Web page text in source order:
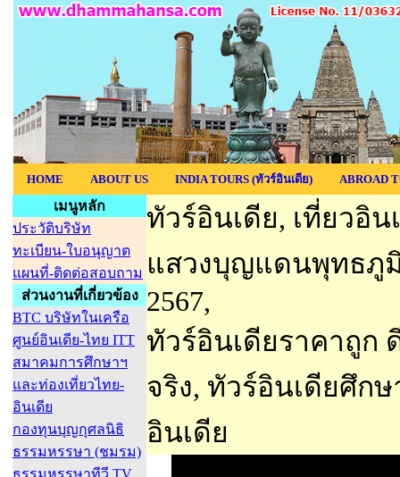
HOME ABOUT US INDIA TOURS (ทัวร์อินเดีย) ABROAD
เมนูหลัก
ประวัติบริษัท
ทะเบียน-ใบอนุญาต
แผนที่-ติดต่อสอบถาม
ส่วนงานที่เกี่ยวข้อง
BTC บริษัทในเครือ
ศูนย์อินเดีย-ไทย ITT
สมาคมการศึกษาฯ
และท่องเที่ยวไทย-
อินเดีย
กองทุนบุญกุศลนิธิ
ธรรมหรรษา (ชมรม)
ธรรมหรรษาทีวี TV
ทัวร์อินเดีย, เที่ยวอิ
แสวงบุญแดนพุทธภูมิ
2567,
ทัวร์อินเดียราคาถูก
จริง, ทัวร์อินเดียศึก
อินเดีย